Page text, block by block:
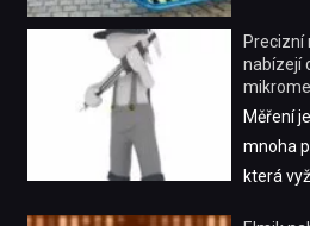
Precizní
nabízejí
Měření
mnoha
která